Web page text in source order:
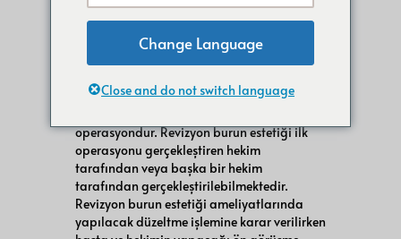
Revizyon Burun Estetiği, daha önce burun
estetiği geçirmiş olan ancak burun estetiği
sonrası komplikasyonlar gelişen ve estetik
edemeyen veya nefes alma sorunları
operasyondur. Revizyon burun estetiği ilk
operasyonu gerçekleştiren hekim
tarafından veya başka bir hekim
tarafından gerçekleştirilebilmektedir.
Revizyon burun estetiği ameliyatlarında
yapılacak düzeltme işlemine karar verilirken
Change Language
Close and do not switch language